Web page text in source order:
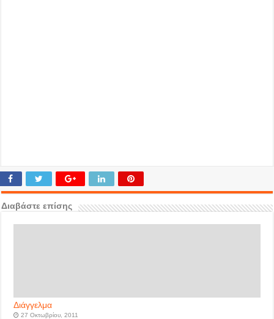
Διαβάστε επίσης
Διάγγελμα
27 Οκτωβρίου, 2011